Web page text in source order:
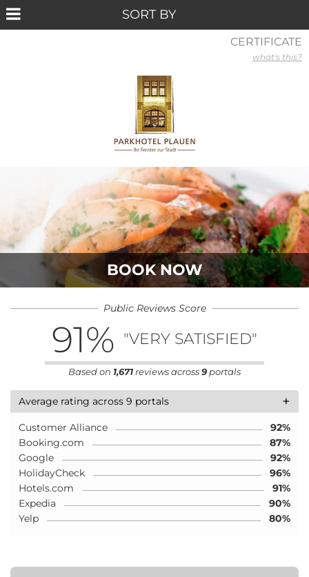
BOOK NOW
Public Reviews Score
91% "VERY SATISFIED"
Based on 1,671 reviews across9 portals
+
Average rating across 9 portals
Customer Alliance
92%
Booking.com
87%
Google
92%
HolidayCheck
96%
Hotels.com
91%
Expedia
90%
Yelp
80%
CERTIFICATE
what's this?